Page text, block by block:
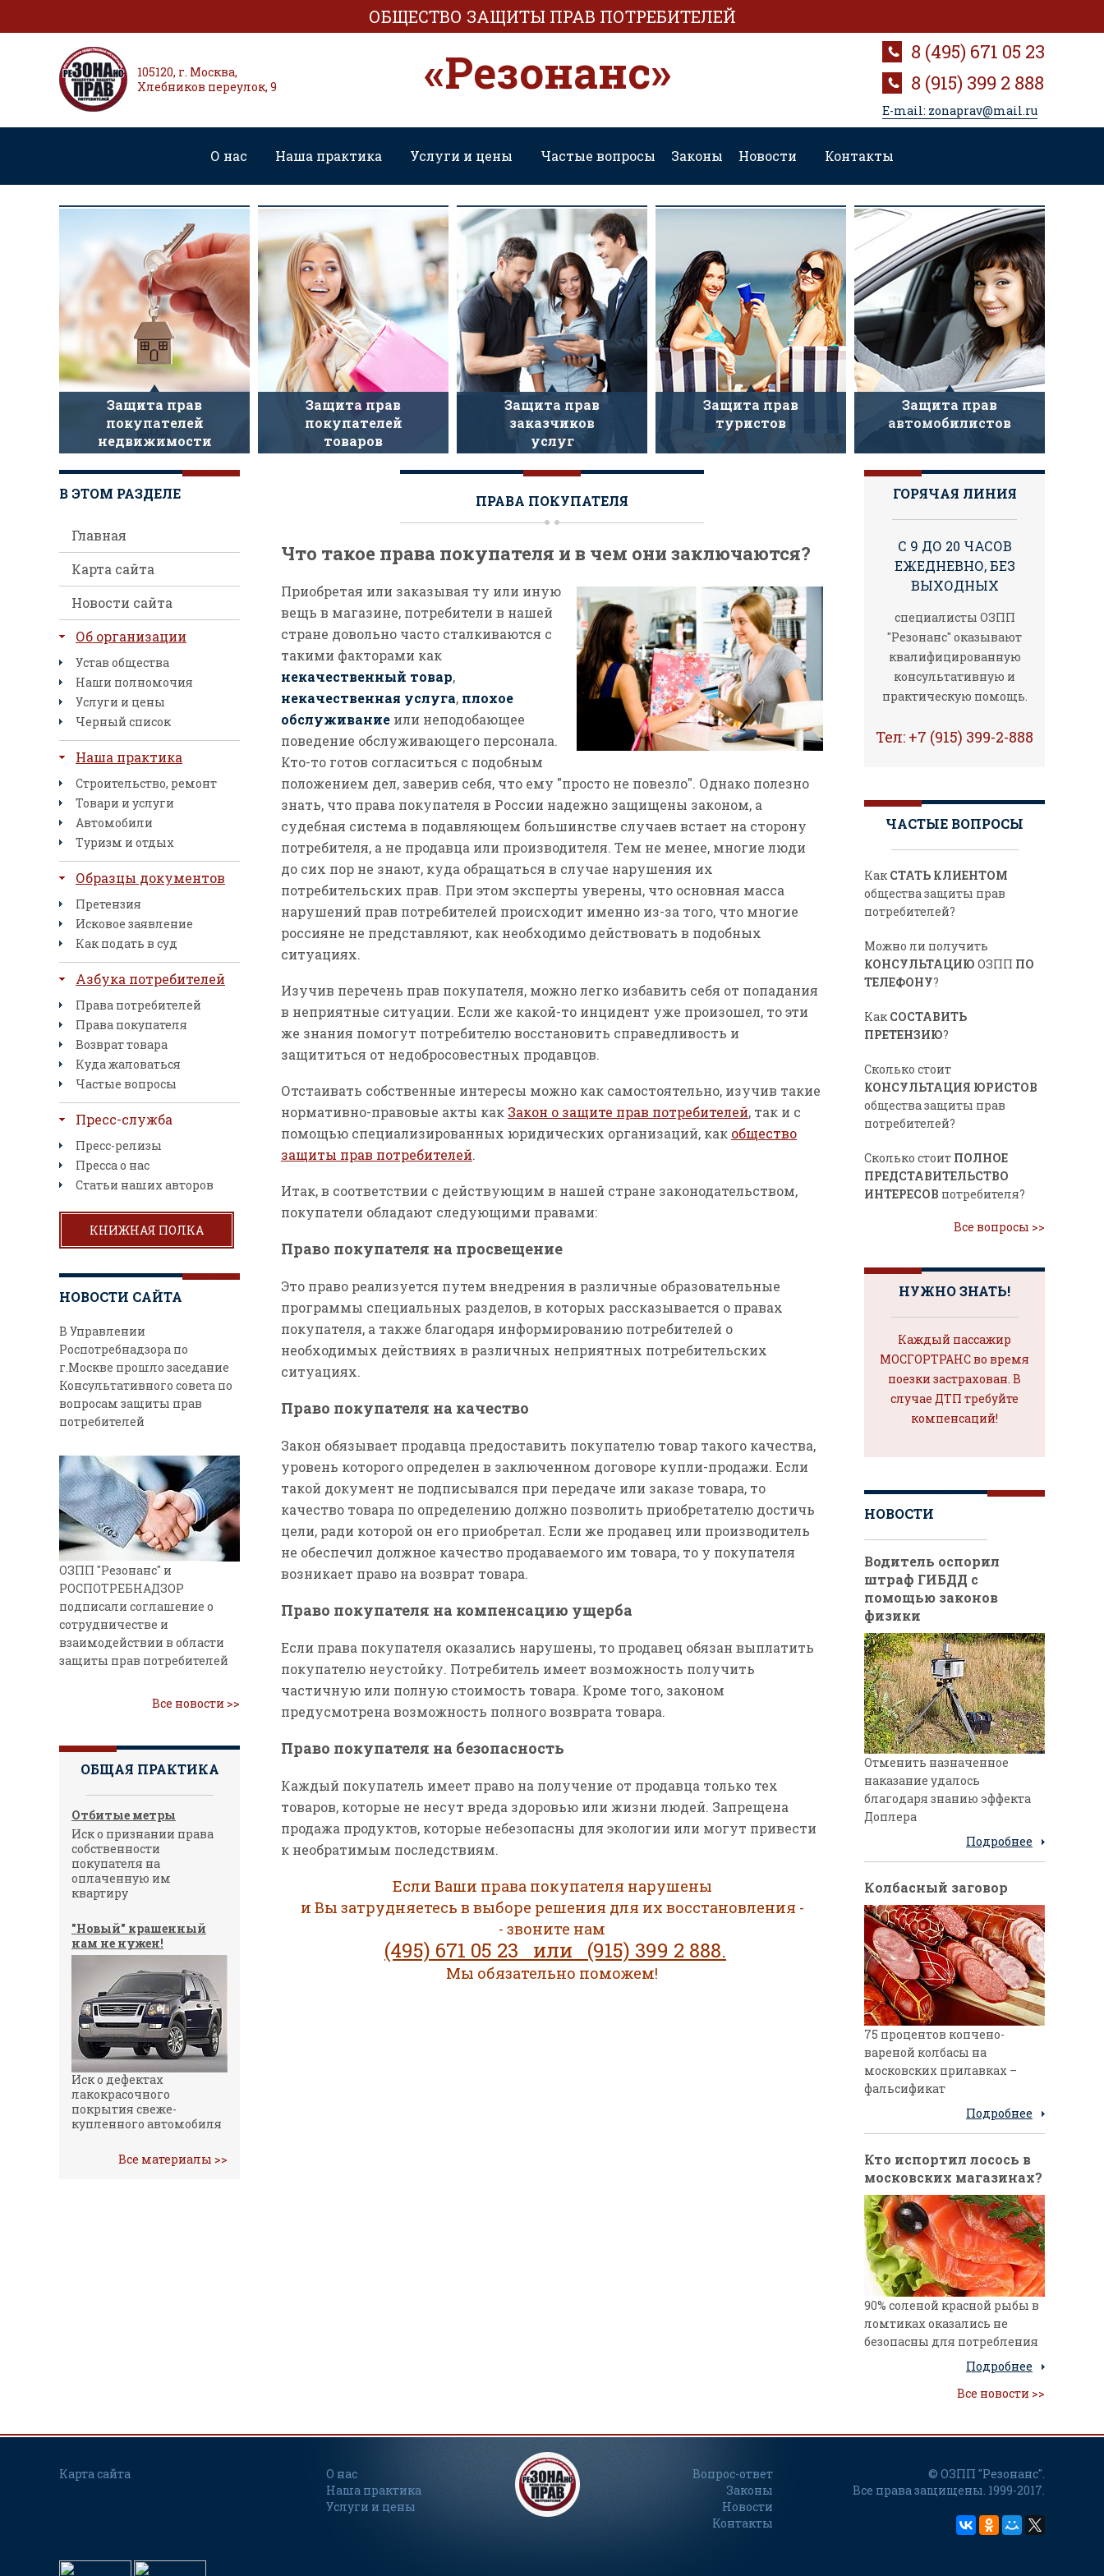
ОБЩЕСТВО ЗАЩИТЫ ПРАВ ПОТРЕБИТЕЛЕЙ
«Резонанс»
105120, г. Москва,
Хлебников переулок, 9
8 (495) 671 05 23
8 (915) 399 2 888
E-mail: zonaprav@mail.ru
О нас Наша практика Услуги и цены Частые вопросы Законы Новости Контакты
Защита прав
покупателей
недвижимости
Защита прав
покупателей
товаров
Защита прав
заказчиков
услуг
Защита прав
туристов
Защита прав
автомобилистов
В ЭТОМ РАЗДЕЛЕ
Главная
Карта сайта
Новости сайта
Об организации
Устав общества
Наши полномочия
Услуги и цены
Черный список
Наша практика
Строительство, ремонт
Товари и услуги
Автомобили
Туризм и отдых
Образцы документов
Претензия
Исковое заявление
Как подать в суд
Азбука потребителей
Права потребителей
Права покупателя
Возврат товара
Куда жаловаться
Частые вопросы
Пресс-служба
Пресс-релизы
Пресса о нас
Статьи наших авторов
КНИЖНАЯ ПОЛКА
НОВОСТИ САЙТА
В Управлении
Роспотребнадзора по
г.Москве прошло заседание
Консультативного совета по
вопросам защиты прав
потребителей
ОЗПП "Резонанс" и
РОСПОТРЕБНАДЗОР
подписали соглашение о
сотрудничестве и
взаимодействии в области
защиты прав потребителей
Все новости >>
ОБЩАЯ ПРАКТИКА
Отбитые метры
Иск о признании права
собственности
покупателя на
оплаченную им
квартиру
"Новый" крашенный
нам не нужен!
Иск о дефектах
лакокрасочного
покрытия свеже-
купленного автомобиля
Все материалы >>
ПРАВА ПОКУПАТЕЛЯ
Что такое права покупателя и в чем они заключаются?
Приобретая или заказывая ту или иную
вещь в магазине, потребители в нашей
стране довольно часто сталкиваются с
такими факторами как
некачественный товар,
некачественная услуга, плохое
обслуживание или неподобающее
поведение обслуживающего персонала.
Кто-то готов согласиться с подобным
положением дел, заверив себя, что ему "просто не повезло". Однако полезно
знать, что права покупателя в России надежно защищены законом, а
судебная система в подавляющем большинстве случаев встает на сторону
потребителя, а не продавца или производителя. Тем не менее, многие люди
до сих пор не знают, куда обращаться в случае нарушения их
потребительских прав. При этом эксперты уверены, что основная масса
нарушений прав потребителей происходит именно из-за того, что многие
россияне не представляют, как необходимо действовать в подобных
ситуациях.
Изучив перечень прав покупателя, можно легко избавить себя от попадания
в неприятные ситуации. Если же какой-то инцидент уже произошел, то эти
же знания помогут потребителю восстановить справедливость и
защититься от недобросовестных продавцов.
Отстаивать собственные интересы можно как самостоятельно, изучив такие
нормативно-правовые акты как Закон о защите прав потребителей, так и с
помощью специализированных юридических организаций, как общество
защиты прав потребителей.
Итак, в соответствии с действующим в нашей стране законодательством,
покупатели обладают следующими правами:
Право покупателя на просвещение
Это право реализуется путем внедрения в различные образовательные
программы специальных разделов, в которых рассказывается о правах
покупателя, а также благодаря информированию потребителей о
необходимых действиях в различных неприятных потребительских
ситуациях.
Право покупателя на качество
Закон обязывает продавца предоставить покупателю товар такого качества,
уровень которого определен в заключенном договоре купли-продажи. Если
такой документ не подписывался при передаче или заказе товара, то
качество товара по определению должно позволить приобретателю достичь
цели, ради которой он его приобретал. Если же продавец или производитель
не обеспечил должное качество продаваемого им товара, то у покупателя
возникает право на возврат товара.
Право покупателя на компенсацию ущерба
Если права покупателя оказались нарушены, то продавец обязан выплатить
покупателю неустойку. Потребитель имеет возможность получить
частичную или полную стоимость товара. Кроме того, законом
предусмотрена возможность полного возврата товара.
Право покупателя на безопасность
Каждый покупатель имеет право на получение от продавца только тех
товаров, которые не несут вреда здоровью или жизни людей. Запрещена
продажа продуктов, которые небезопасны для экологии или могут привести
к необратимым последствиям.
Если Ваши права покупателя нарушены
и Вы затрудняетесь в выборе решения для их восстановления -
- звоните нам
(495) 671 05 23 или (915) 399 2 888.
Мы обязательно поможем!
ГОРЯЧАЯ ЛИНИЯ
С 9 ДО 20 ЧАСОВ
ЕЖЕДНЕВНО, БЕЗ
ВЫХОДНЫХ
специалисты ОЗПП
"Резонанс" оказывают
квалифицированную
консультативную и
практическую помощь.
Тел: +7 (915) 399-2-888
ЧАСТЫЕ ВОПРОСЫ
Как СТАТЬ КЛИЕНТОМ
общества защиты прав
потребителей?
Можно ли получить
КОНСУЛЬТАЦИЮ ОЗПП ПО
ТЕЛЕФОНУ?
Как СОСТАВИТЬ
ПРЕТЕНЗИЮ?
Сколько стоит
КОНСУЛЬТАЦИЯ ЮРИСТОВ
общества защиты прав
потребителей?
Сколько стоит ПОЛНОЕ
ПРЕДСТАВИТЕЛЬСТВО
ИНТЕРЕСОВ потребителя?
Все вопросы >>
НУЖНО ЗНАТЬ!
Каждый пассажир
МОСГОРТРАНС во время
поезки застрахован. В
случае ДТП требуйте
компенсаций!
НОВОСТИ
Водитель оспорил
штраф ГИБДД с
помощью законов
физики
Отменить назначенное
наказание удалось
благодаря знанию эффекта
Доплера
Подробнее
Колбасный заговор
75 процентов копчено-
вареной колбасы на
московских прилавках –
фальсификат
Подробнее
Кто испортил лосось в
московских магазинах?
90% соленой красной рыбы в
ломтиках оказались не
безопасны для потребления
Подробнее
Все новости >>
Карта сайта
О нас
Наша практика
Услуги и цены
Вопрос-ответ
Законы
Новости
Контакты
© ОЗПП "Резонанс".
Все права защищены. 1999-2017.